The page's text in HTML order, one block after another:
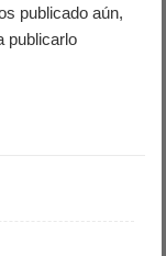
publicado aún,
publicarlo